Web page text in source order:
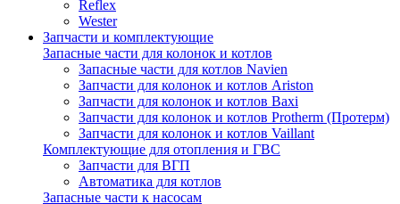
Reflex
Wester
Запчасти и комплектующие
Запасные части для колонок и котлов
Запасные части для котлов Navien
Запчасти для колонок и котлов Ariston
Запчасти для колонок и котлов Baxi
Запчасти для колонок и котлов Protherm (Протерм)
Запчасти для колонок и котлов Vaillant
Комплектующие для отопления и ГВС
Запчасти для ВГП
Автоматика для котлов
Запасные части к насосам